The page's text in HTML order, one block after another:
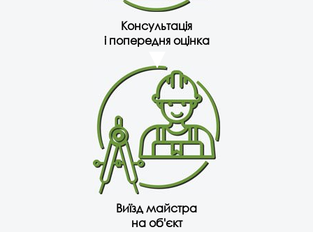
Консультація
і попередня оцінка
Виїзд майстра
на об'єкт